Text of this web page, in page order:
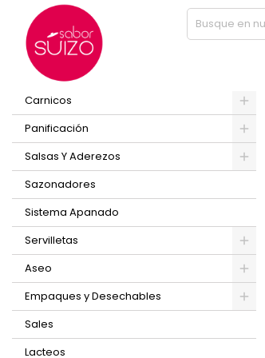
Inicio TORTILLA PEQ M 20 UND ROJA BIMBO
PRODUCTOS
Carnicos
Panificación
Salsas Y Aderezos
Sazonadores
Sistema Apanado
Servilletas
Aseo
Empaques y Desechables
Sales
Lacteos